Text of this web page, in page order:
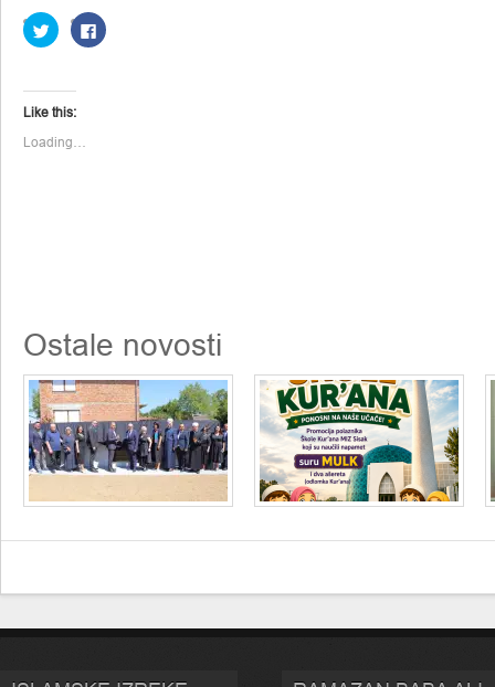
Click
to
share
(Opens
in
new
Click
to
Like this:
Loading…
Ostale novosti